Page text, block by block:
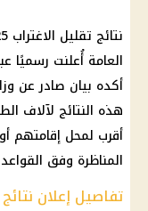
نتائج تقليل الاغتراب 2025
العامة أُعلنت رسميًا
أكده بيان صادر عن
هذه النتائج لآلاف
أقرب لمحل إقامتهم أو
المناظرة وفق
تفاصيل إعلان نتائج